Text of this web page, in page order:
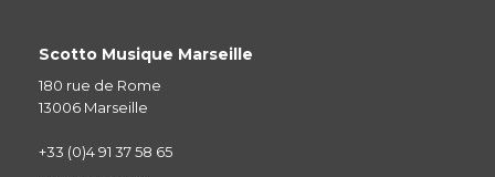
Scotto Musique Marseille
180 rue de Rome
13006 Marseille
+33 (0)4 91 37 58 65